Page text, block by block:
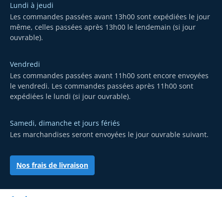
Lundi à jeudi
Les commandes passées avant 13h00 sont expédiées le jour
même, celles passées après 13h00 le lendemain (si jour
ouvrable).
Vendredi
Les commandes passées avant 11h00 sont encore envoyées
le vendredi. Les commandes passées après 11h00 sont
expédiées le lundi (si jour ouvrable).
Samedi, dimanche et jours fériés
Les marchandises seront envoyées le jour ouvrable suivant.
Nos frais de livraison